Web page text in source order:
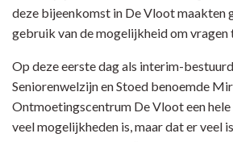
deze bijeenkomst in De Vloot maakten
gebruik van de mogelijkheid om vragen
Op deze eerste dag als interim-
Seniorenwelzijn en Stoed benoemde
Ontmoetingscentrum De Vloot een
veel mogelijkheden is, maar dat er veel